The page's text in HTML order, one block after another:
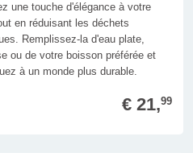
une touche d'élégance à votre
en réduisant les déchets
Remplissez-la d'eau plate,
ou de votre boisson préférée et
à un monde plus durable.
€ 21,99